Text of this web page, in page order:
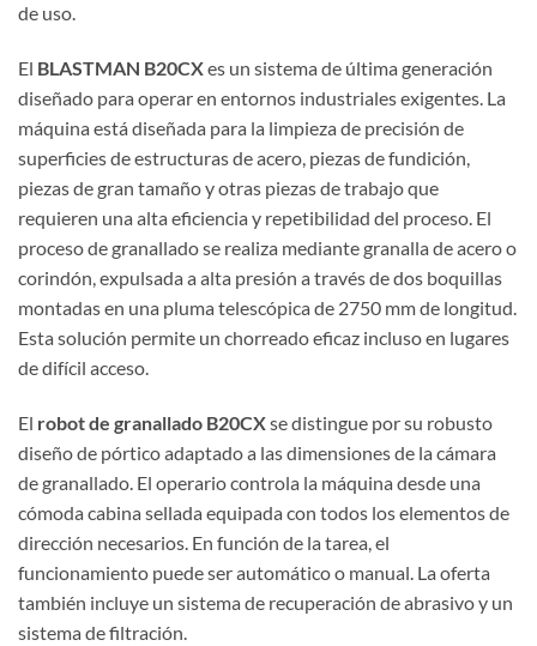
de uso.
El BLASTMAN B20CXes un sistema de última generación
diseñado para operar en entornos industriales exigentes. La
máquina está diseñada para la limpieza de precisión de
superficies de estructuras de acero, piezas de fundición,
piezas de gran tamaño y otras piezas de trabajo que
requieren una alta eficiencia y repetibilidad del proceso. El
proceso de granallado se realiza mediante granalla de acero o
corindón, expulsada a alta presión a través de dos boquillas
montadas en una pluma telescópica de 2750 mm de longitud.
Esta solución permite un chorreado eficaz incluso en lugares
de difícil acceso.
El robot de granallado B20CXse distingue por su robusto
diseño de pórtico adaptado a las dimensiones de la cámara
de granallado. El operario controla la máquina desde una
cómoda cabina sellada equipada con todos los elementos de
dirección necesarios. En función de la tarea, el
funcionamiento puede ser automático o manual. La oferta
también incluye un sistema de recuperación de abrasivo y un
sistema de filtración.